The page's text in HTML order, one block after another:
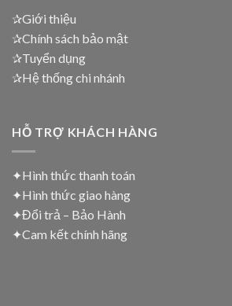
✰Giới thiệu
✰Chính sách bảo mật
✰Tuyển dụng
✰Hệ thống chi nhánh
HỖ TRỢ KHÁCH HÀNG
✦Hình thức thanh toán
✦Hình thức giao hàng
✦Đổi trả – Bảo Hành
✦Cam kết chính hãng